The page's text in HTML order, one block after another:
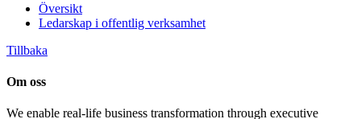
Översikt
Ledarskap i offentlig verksamhet
Tillbaka
Om oss
We enable real-life business transformation through executive